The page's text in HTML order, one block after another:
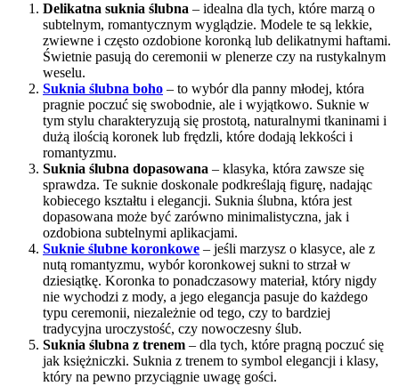
Delikatna suknia ślubna – idealna dla tych, które marzą o
subtelnym, romantycznym wyglądzie. Modele te są lekkie,
zwiewne i często ozdobione koronką lub delikatnymi haftami.
Świetnie pasują do ceremonii w plenerze czy na rustykalnym
weselu.
Suknia ślubna boho – to wybór dla panny młodej, która
pragnie poczuć się swobodnie, ale i wyjątkowo. Suknie w
tym stylu charakteryzują się prostotą, naturalnymi tkaninami i
dużą ilością koronek lub frędzli, które dodają lekkości i
romantyzmu.
Suknia ślubna dopasowana – klasyka, która zawsze się
sprawdza. Te suknie doskonale podkreślają figurę, nadając
kobiecego kształtu i elegancji. Suknia ślubna, która jest
dopasowana może być zarówno minimalistyczna, jak i
ozdobiona subtelnymi aplikacjami.
Suknie ślubne koronkowe – jeśli marzysz o klasyce, ale z
nutą romantyzmu, wybór koronkowej sukni to strzał w
dziesiątkę. Koronka to ponadczasowy materiał, który nigdy
nie wychodzi z mody, a jego elegancja pasuje do każdego
typu ceremonii, niezależnie od tego, czy to bardziej
tradycyjna uroczystość, czy nowoczesny ślub.
Suknia ślubna z trenem – dla tych, które pragną poczuć się
jak księżniczki. Suknia z trenem to symbol elegancji i klasy,
który na pewno przyciągnie uwagę gości.